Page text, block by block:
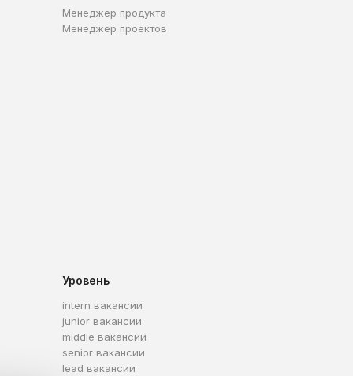
Менеджер продукта
Менеджер проектов
Уровень
intern вакансии
junior вакансии
middle вакансии
senior вакансии
lead вакансии